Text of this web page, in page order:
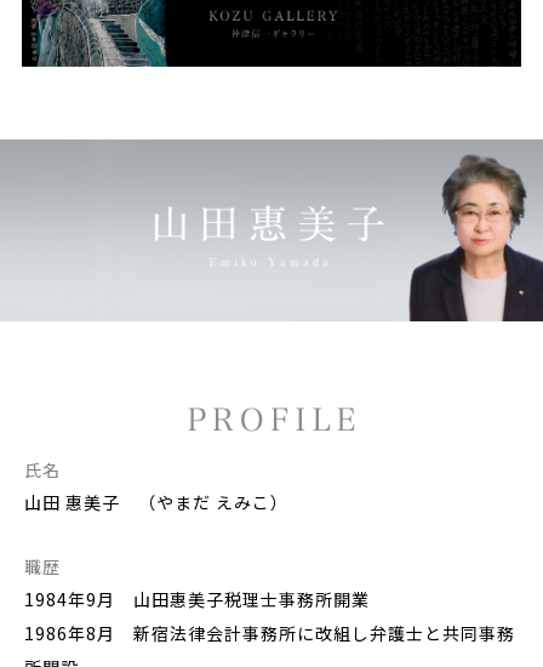
氏名
山田 惠美子 （やまだ えみこ）
職歴
1984年9月 山田惠美子税理士事務所開業
1986年8月 新宿法律会計事務所に改組し弁護士と共同事務